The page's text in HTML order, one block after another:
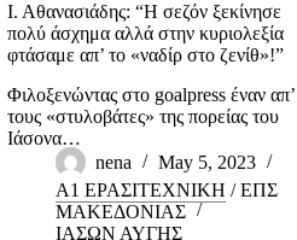
Ι. Αθανασιάδης: “Η σεζόν ξεκίνησε
πολύ άσχημα αλλά στην κυριολεξία
φτάσαμε απ’ το «ναδίρ στο ζενίθ»!”
Φιλοξενώντας στο goalpress έναν απ’
τους «στυλοβάτες» της πορείας του
Ιάσονα…
nena
May 5, 2023
Α1 ΕΡΑΣΙΤΕΧΝΙΚΗ /ΕΠΣ
ΜΑΚΕΔΟΝΙΑΣ
ΙΑΣΩΝ ΑΥΓΗΣ